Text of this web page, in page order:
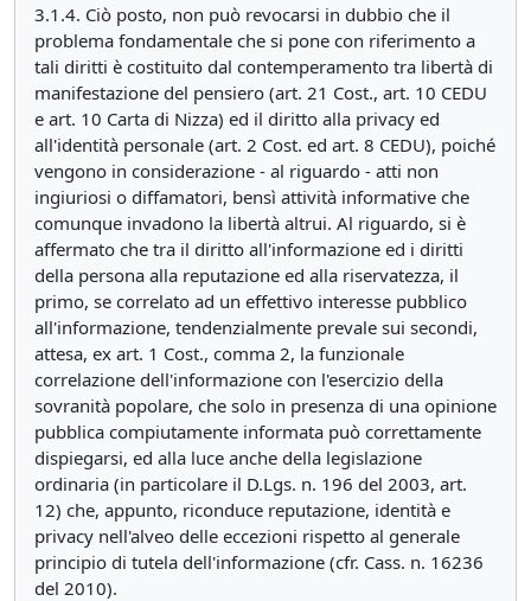
3.1.4. Ciò posto, non può revocarsi in dubbio che il
problema fondamentale che si pone con riferimento a
tali diritti è costituito dal contemperamento tra libertà di
manifestazione del pensiero (art. 21 Cost., art. 10 CEDU
e art. 10 Carta di Nizza) ed il diritto alla privacy ed
all'identità personale (art. 2 Cost. ed art. 8 CEDU), poiché
vengono in considerazione - al riguardo - atti non
ingiuriosi o diffamatori, bensì attività informative che
comunque invadono la libertà altrui. Al riguardo, si è
affermato che tra il diritto all'informazione ed i diritti
della persona alla reputazione ed alla riservatezza, il
primo, se correlato ad un effettivo interesse pubblico
all'informazione, tendenzialmente prevale sui secondi,
attesa, ex art. 1 Cost., comma 2, la funzionale
correlazione dell'informazione con l'esercizio della
sovranità popolare, che solo in presenza di una opinione
pubblica compiutamente informata può correttamente
dispiegarsi, ed alla luce anche della legislazione
ordinaria (in particolare il D.Lgs. n. 196 del 2003, art.
12) che, appunto, riconduce reputazione, identità e
privacy nell'alveo delle eccezioni rispetto al generale
principio di tutela dell'informazione (cfr. Cass. n. 16236
del 2010).